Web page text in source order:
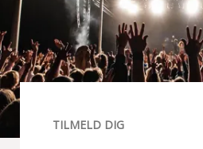
TILMELD DIG